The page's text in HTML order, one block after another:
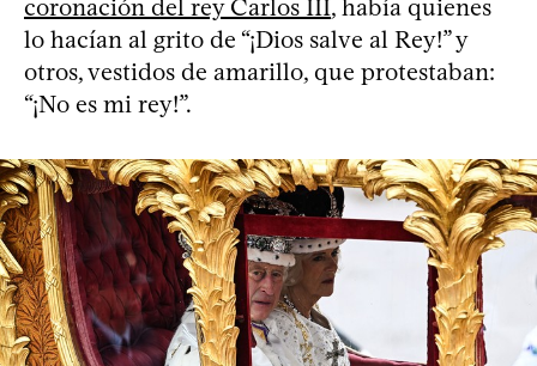
coronación del rey Carlos III, había quienes
lo hacían al grito de “¡Dios salve al Rey!” y
otros, vestidos de amarillo, que protestaban:
“¡No es mi rey!”.